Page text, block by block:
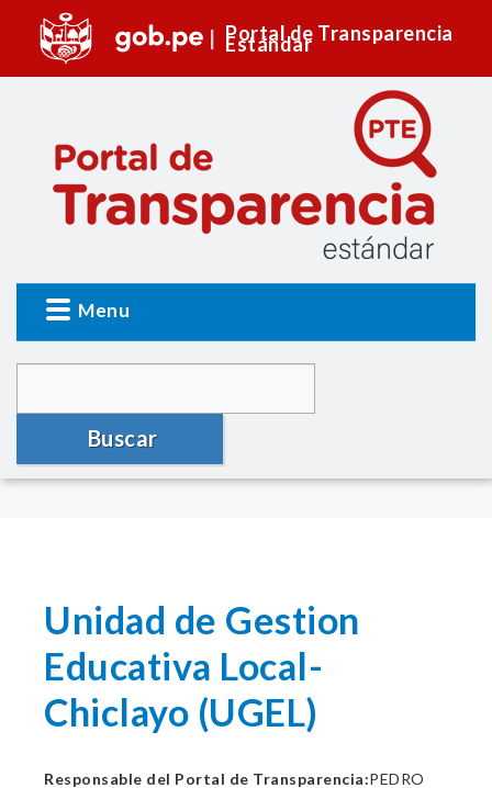
Portal de Transparencia
Estándar
Menu
Buscar
Unidad de Gestion
Educativa Local-
Chiclayo (UGEL)
Responsable del Portal de Transparencia:PEDRO